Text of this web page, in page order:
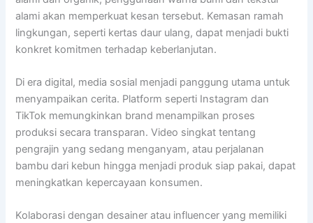
alami akan memperkuat kesan tersebut. Kemasan ramah
lingkungan, seperti kertas daur ulang, dapat menjadi bukti
konkret komitmen terhadap keberlanjutan.
Di era digital, media sosial menjadi panggung utama untuk
menyampaikan cerita. Platform seperti Instagram dan
TikTok memungkinkan brand menampilkan proses
produksi secara transparan. Video singkat tentang
pengrajin yang sedang menganyam, atau perjalanan
bambu dari kebun hingga menjadi produk siap pakai, dapat
meningkatkan kepercayaan konsumen.
Kolaborasi dengan desainer atau influencer yang memiliki